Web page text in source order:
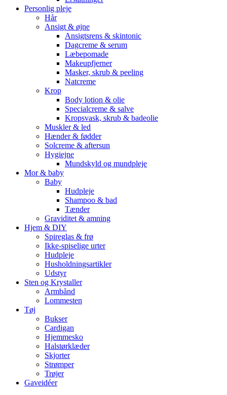
Personlig pleje
Hår
Ansigt & øjne
Ansigtsrens & skintonic
Dagcreme & serum
Læbepomade
Makeupfjerner
Masker, skrub & peeling
Natcreme
Krop
Body lotion & olie
Specialcreme & salve
Kropsvask, skrub & badeolie
Muskler & led
Hænder & fødder
Solcreme & aftersun
Hygiejne
Mundskyld og mundpleje
Mor & baby
Baby
Hudpleje
Shampoo & bad
Tænder
Graviditet & amning
Hjem & DIY
Spireglas & frø
Ikke-spiselige urter
Hudpleje
Husholdningsartikler
Udstyr
Sten og Krystaller
Armbånd
Lommesten
Tøj
Bukser
Cardigan
Hjemmesko
Halstørklæder
Skjorter
Strømper
Trøjer
Gaveidéer